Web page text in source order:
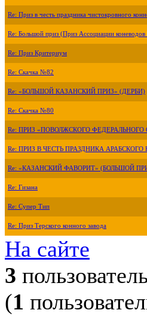
Re: Приз в честь праздника чистокровного
Re: Большой приз (Приз Ассоциации
Re: Приз Критериум
Re: Скачка №82
Re: «БОЛЬШОЙ КАЗАНСКИЙ ПРИЗ» (ДЕРБИ)
Re: Скачка №80
Re: ПРИЗ «ПОВОЛЖСКОГО ФЕДЕРАЛЬНОГО
Re: ПРИЗ В ЧЕСТЬ ПРАЗДНИКА
Re: «КАЗАНСКИЙ ФАВОРИТ» (БОЛЬШОЙ
Re: Гизана
Re: Супер Тип
Re: Приз Терского конного завода
На сайте
3
(1